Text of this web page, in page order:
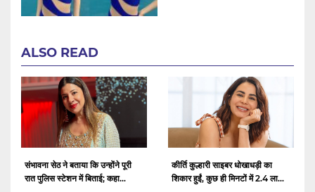
ALSO READ
संभावना सेठ ने बताया कि उन्होंने पूरी
रात पुलिस स्टेशन में बिताई; कहा...
कीर्ति कुल्हारी साइबर धोखाधड़ी का
शिकार हुईं, कुछ ही मिनटों में 2.4 ला...